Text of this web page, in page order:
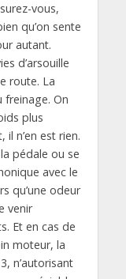
vous,
qu’on sente
autant.
d’arsouille
route. La
freinage. On
plus
n’en est rien.
pédale ou se
avec le
qu’une odeur
venir
Et en cas de
moteur, la
n’autorisant